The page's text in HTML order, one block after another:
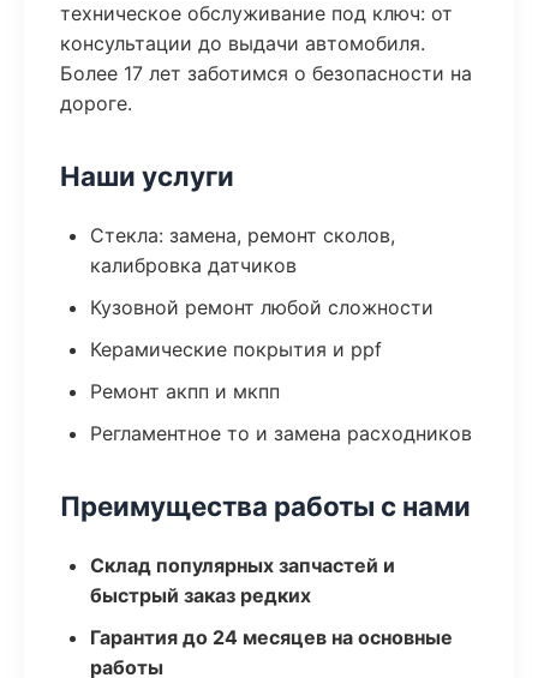
техническое обслуживание под ключ: от
консультации до выдачи автомобиля.
Более 17 лет заботимся о безопасности на
дороге.
Наши услуги
Стекла: замена, ремонт сколов,
калибровка датчиков
Кузовной ремонт любой сложности
Керамические покрытия и ppf
Ремонт акпп и мкпп
Регламентное то и замена расходников
Преимущества работы с нами
Склад популярных запчастей и
быстрый заказ редких
Гарантия до 24 месяцев на основные
работы